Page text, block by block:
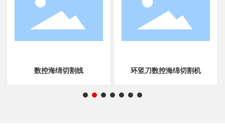
数控海绵切割线 环竖刀数控海绵切割机